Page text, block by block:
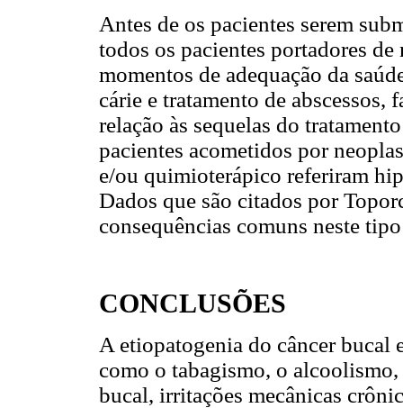
Antes de os pacientes serem
todos os pacientes portadores
momentos de adequação da
cárie e tratamento de
relação às sequelas do
pacientes acometidos por
e/ou quimioterápico referiram
Dados que são citados por
consequências comuns neste
CONCLUSÕES
A etiopatogenia do câncer bucal
como o tabagismo, o
bucal, irritações mecânicas